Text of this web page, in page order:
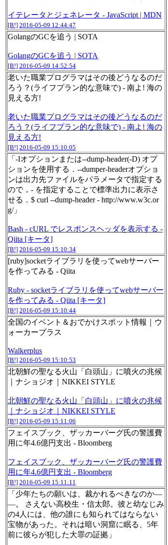
イテレータとジェネレータ - JavaScript | MDN
[B!] 2016-05-09 12:44:47
GolangのGCを追う | SOTA
GolangのGCを追う | SOTA
[B!] 2016-05-09 14:52:54
老いた職業プログラマはその後どうなるのだ
ろう？(ライフプラン的な意味で) - 南よ! 海の
見える方!
老いた職業プログラマはその後どうなるのだ
ろう？(ライフプラン的な意味で) - 南よ! 海の
見える方!
[B!] 2016-05-09 15:10:05
「-Iオプションまたは--dump-header(-D) オプ
ションを使用する．--dumper-headerオプショ
ンは出力先ファイルをパラメータで指定する
ので，- を指定することで標準出力に表示さ
せる．$ curl --dump-header - http://www.w3c.or
g/」
Bash - cURL でレスポンスヘッダを表示する -
Qiita [キータ]
[B!] 2016-05-09 15:10:34
[ruby]socketライブラリを使ってwebサーバー
を作ってみる - Qiita
Ruby - socketライブラリを使ってwebサーバー
を作ってみる - Qiita [キータ]
[B!] 2016-05-09 15:10:44
全国のイベント＆おでかけスポット情報｜ウ
ォーカープラス
Walkerplus
[B!] 2016-05-09 15:10:53
北朝鮮の聖なる火山「白頭山」に噴火の兆候
｜ナショジオ｜NIKKEI STYLE
北朝鮮の聖なる火山「白頭山」に噴火の兆候
｜ナショジオ｜NIKKEI STYLE
[B!] 2016-05-09 15:11:06
フェイスブック、ザッカーバーグ氏の警護費
用に年4.6億円支出 - Bloomberg
フェイスブック、ザッカーバーグ氏の警護費
用に年4.6億円支出 - Bloomberg
[B!] 2016-05-09 15:11:11
「少年たちの願いは、裁かれるべきなのか―
―。 さえない高校生・信太郎。彼と幼なじみ
の4人には、他の誰にも知られてはならない
宝物があった。それは暗い洞窟に眠る、5年
前に彼らが犯した大罪の証拠」